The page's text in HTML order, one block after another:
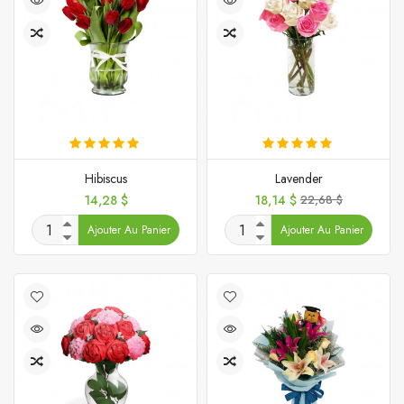
Hibiscus
Prix
14,28 $
Ajouter Au Panier
Lavender
Prix
18,14 $ Prix
de
base
22,68 $
Ajouter Au Panier